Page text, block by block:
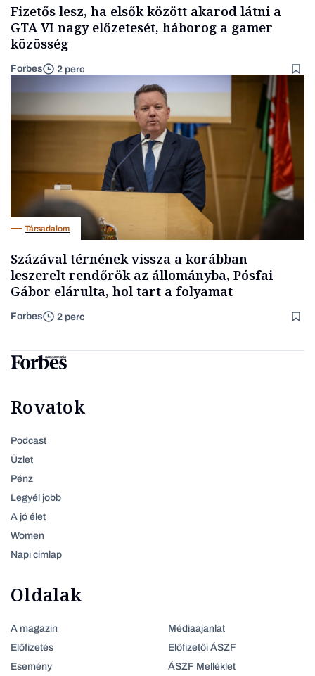
Fizetős lesz, ha elsők között akarod látni a
GTA VI nagy előzetesét, háborog a gamer
közösség
Forbes 2 perc
Társadalom
Százával térnének vissza a korábban
leszerelt rendőrök az állományba, Pósfai
Gábor elárulta, hol tart a folyamat
Forbes 2 perc
Rovatok
Podcast
Üzlet
Pénz
Legyél jobb
A jó élet
Women
Napi címlap
Oldalak
A magazin
Előfizetés
Esemény
Médiaajanlat
Előfizetői ÁSZF
ÁSZF Melléklet